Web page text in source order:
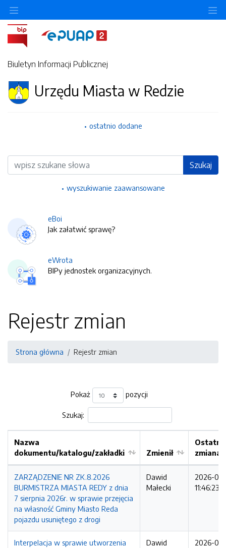
Biuletyn Informacji Publicznej
Urzędu Miasta w Redzie
ostatnio dodane
Wyszukiwarka Szukaj
wyszukiwanie zaawansowane
eBoi
Jak załatwić sprawę?
eWrota
BIPy jednostek organizacyjnych.
Rejestr zmian
Strona główna Rejestr zmian
Pokaż pozycji
Szukaj:
Nazwa
dokumentu/katalogu/zakładki
Zmienił
zmiana
ZARZĄDZENIE NR ZK.8.2026
BURMISTRZA MIASTA REDY z dnia
7 sierpnia 2026r. w sprawie przejęcia
na własność Gminy Miasto Reda
pojazdu usuniętego z drogi
Dawid
Małecki
2026-
11:46:23
Interpelacja w sprawie utworzenia
Dawid
2026-